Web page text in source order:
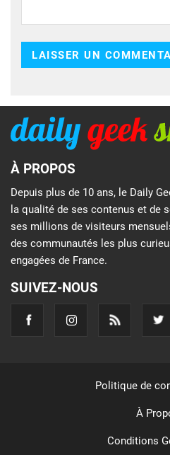
À PROPOS
Depuis plus de 10 ans, le Daily
la qualité de ses contenus et de
ses millions de visiteurs
des communautés les plus
engagées de France.
SUIVEZ-NOUS
Politique de
À
Conditions